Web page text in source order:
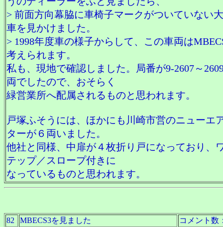
> 前面方向幕脇に車椅子マークがついていない
車を見かけました。
> 1998年度車の様子からして、この車両は
考えられます。
私も、現地で確認しました。局番が9-2607～
両でしたので、おそらく
緑営業所へ配属されるものと思われます。
戸塚ふそうには、ほかにも川崎市営のニューエ
ターが６両いました。
他社と同様、中扉が４枚折り戸になっており、
テップ／スロープ付きに
なっているものと思われます。
82 MBECS3を見ました
コメント